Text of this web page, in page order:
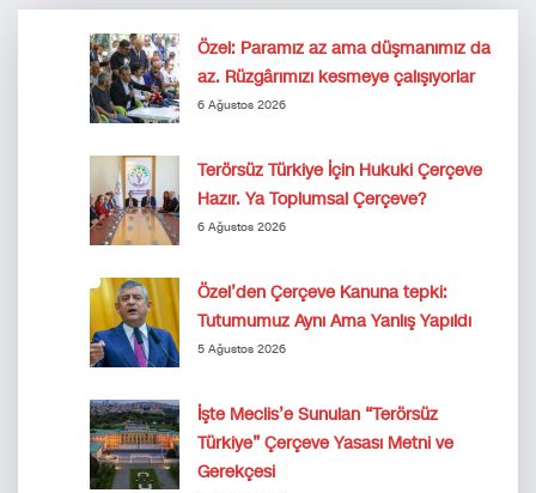
Özel: Paramız az ama düşmanımız da
az. Rüzgârımızı kesmeye çalışıyorlar
6 Ağustos 2026
Terörsüz Türkiye İçin Hukuki Çerçeve
Hazır. Ya Toplumsal Çerçeve?
6 Ağustos 2026
Özel’den Çerçeve Kanuna tepki:
Tutumumuz Aynı Ama Yanlış Yapıldı
5 Ağustos 2026
İşte Meclis’e Sunulan “Terörsüz
Türkiye” Çerçeve Yasası Metni ve
Gerekçesi